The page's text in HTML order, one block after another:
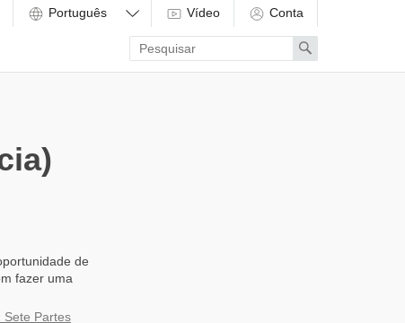
Vídeo Conta
Enter
search
term
Search
de
fazer uma
Sete Partes